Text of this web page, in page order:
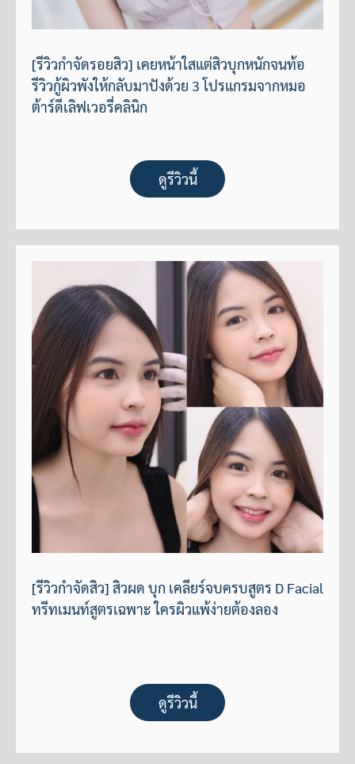
[รีวิวกำจัดรอยสิว] เคยหน้าใสแต่สิวบุกหนักจนท้อ
รีวิวกู้ผิวพังให้กลับมาปังด้วย 3 โปรแกรมจากหมอ
ต้าร์ดีเลิฟเวอรี่คลินิก
ดูรีวิวนี้
[รีวิวกำจัดสิว] สิวผด บุก เคลียร์จบครบสูตร D Facial
ทรีทเมนท์สูตรเฉพาะ ใครผิวแพ้ง่ายต้องลอง
ดูรีวิวนี้